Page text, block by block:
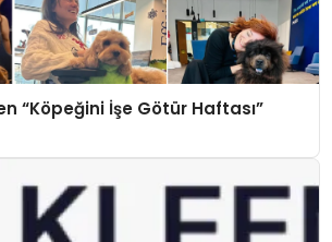
“Köpeğini İşe Götür Haftası”